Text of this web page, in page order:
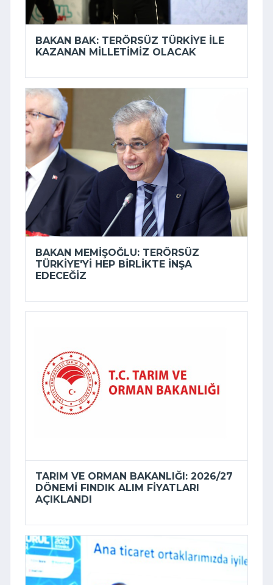
BAKAN BAK: TERÖRSÜZ TÜRKIYE ILE
KAZANAN MILLETIMIZ OLACAK
BAKAN MEMIŞOĞLU: TERÖRSÜZ
TÜRKIYE'YI HEP BIRLIKTE INŞA
EDECEĞIZ
TARIM VE ORMAN BAKANLIĞI: 2026/27
DÖNEMI FINDIK ALIM FIYATLARI
AÇIKLANDI